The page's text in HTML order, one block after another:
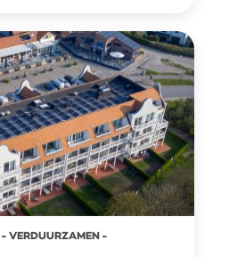
VERDUURZAMEN